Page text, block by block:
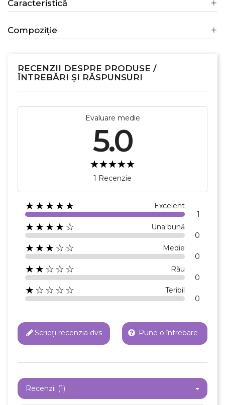
Caracteristică
Compoziție
RECENZII DESPRE PRODUSE /
ÎNTREBĂRI ȘI RĂSPUNSURI
Evaluare medie
5.0
1 Recenzie
★★★★★ Excelent
1
★★★★☆ Una bună
0
★★★☆☆ Medie
0
★★☆☆☆ Rău
0
★☆☆☆☆ Teribil
0
Scrieți recenzia dvs Pune o întrebare
Recenzii (1)
Anuleaza
Creeaza o lista de dorinte